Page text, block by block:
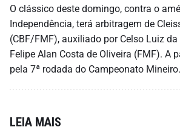
O clássico deste domingo, contra o
Independência, terá arbitragem de
(CBF/FMF), auxiliado por Celso Luiz
Felipe Alan Costa de Oliveira (FMF). A
pela 7ª rodada do Campeonato Mineiro.
LEIA MAIS